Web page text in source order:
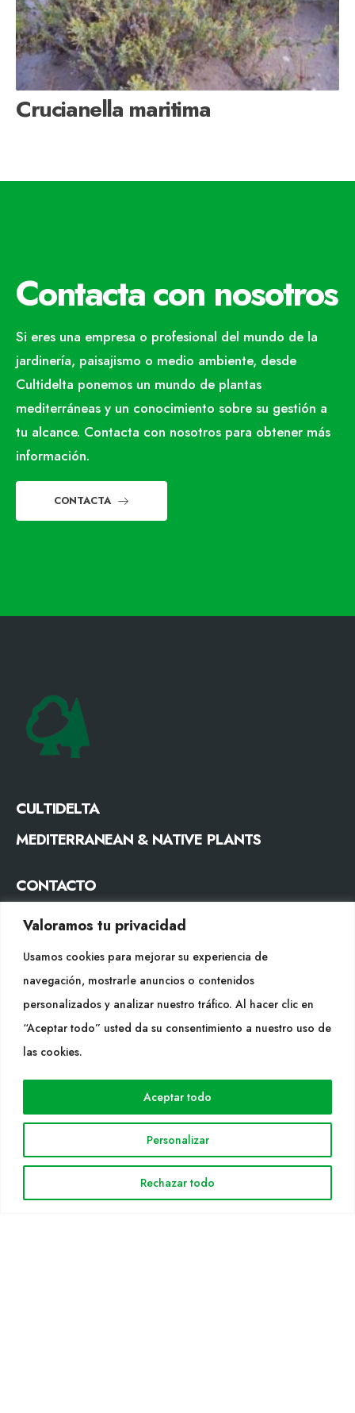
Valoramos tu privacidad
Usamos cookies para mejorar su experiencia de
navegación, mostrarle anuncios o contenidos
personalizados y analizar nuestro tráfico. Al hacer clic en
“Aceptar todo” usted da su consentimiento a nuestro uso de
las cookies.
Personalizar
Rechazar todo
Aceptar todo
Crucianella maritima
Contacta con nosotros
Si eres una empresa o profesional del mundo de la
jardinería, paisajismo o medio ambiente, desde
Cultidelta ponemos un mundo de plantas
mediterráneas y un conocimiento sobre su gestión a
tu alcance. Contacta con nosotros para obtener más
información.
CONTACTA
CULTIDELTA
MEDITERRANEAN & NATIVE PLANTS
CONTACTO
SÍGUENOS
WEB
Cultidelta
Especies
Noticias